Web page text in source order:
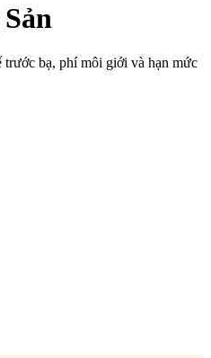
trước bạ, phí môi giới và hạn mức